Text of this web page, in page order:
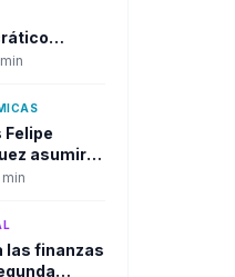
el
riesgos
por más de
Felipe
asumiría
de la
las finanzas